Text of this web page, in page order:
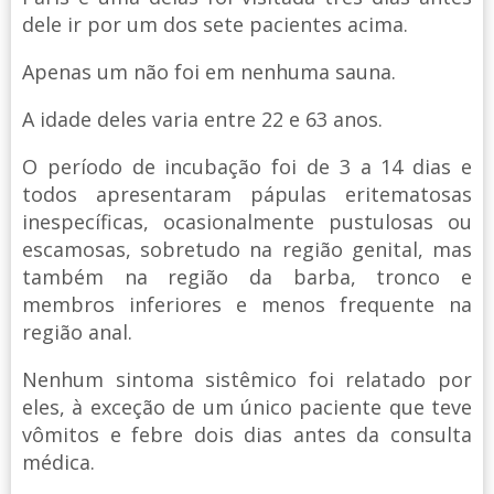
dele ir por um dos sete pacientes acima.
Apenas um não foi em nenhuma sauna.
A idade deles varia entre 22 e 63 anos.
O período de incubação foi de 3 a 14 dias e
todos apresentaram pápulas eritematosas
inespecíficas, ocasionalmente pustulosas ou
escamosas, sobretudo na região genital, mas
também na região da barba, tronco e
membros inferiores e menos frequente na
região anal.
Nenhum sintoma sistêmico foi relatado por
eles, à exceção de um único paciente que teve
vômitos e febre dois dias antes da consulta
médica.